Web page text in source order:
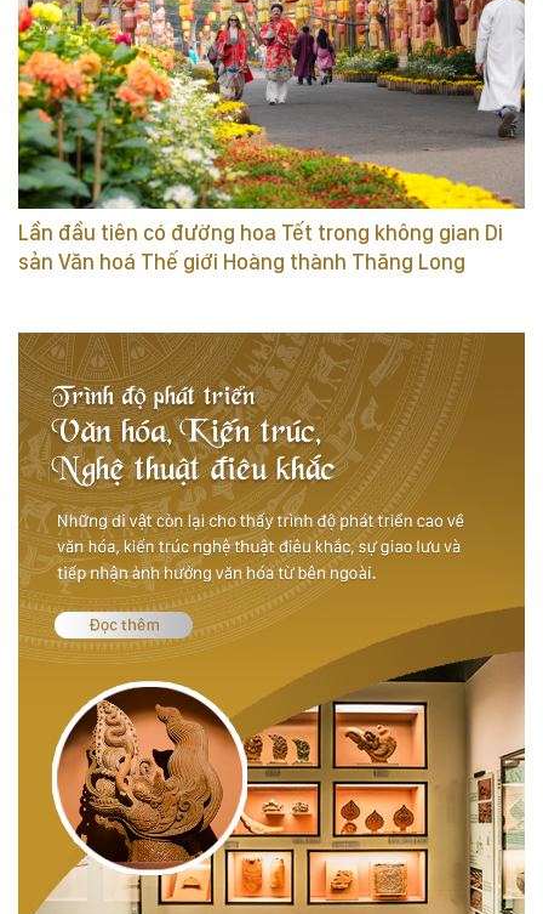
Lần đầu tiên có đường hoa Tết trong không gian Di
sản Văn hoá Thế giới Hoàng thành Thăng Long